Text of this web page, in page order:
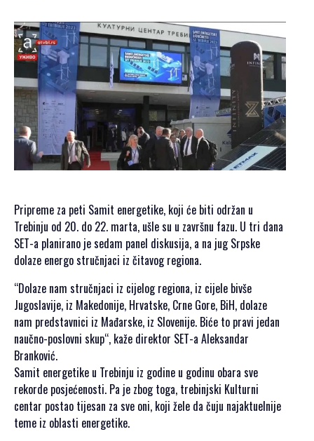
GALERIJA 2020
PROGRAM
OPŠTE
INFORMACIJE
KAKO SE
REGISTROVATI
KAKO DOĆI
MEDIJA
VIZUALI ZA
ŠTAMPU
SPONZORSTVO
POKROVITELJI I
SPONZORI SET
2026
POKROVITELJI I
SPONZORI SET
2025
POKROVITELJI I
Pripreme za peti Samit energetike, koji će biti održan u
Trebinju od 20. do 22. marta, ušle su u završnu fazu. U tri dana
SЕT-a planirano je sedam panel diskusija, a na jug Srpske
dolaze energo stručnjaci iz čitavog regiona.
“Dolaze nam stručnjaci iz cijelog regiona, iz cijele bivše
Jugoslavije, iz Makedonije, Hrvatske, Crne Gore, BiH, dolaze
nam predstavnici iz Mađarske, iz Slovenije. Biće to pravi jedan
naučno-poslovni skup“, kaže direktor SЕT-a Aleksandar
Branković.
Samit energetike u Trebinju iz godine u godinu obara sve
rekorde posjećenosti. Pa je zbog toga, trebinjski Kulturni
centar postao tijesan za sve oni, koji žele da čuju najaktuelnije
teme iz oblasti energetike.